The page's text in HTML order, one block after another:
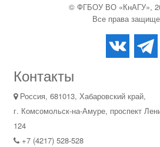
© ФГБОУ ВО «КнАГУ»,
Все права
Контакты
Россия, 681013, Хабаровский край,
г. Комсомольск-на-Амуре, проспект
124
+7 (4217) 528-528